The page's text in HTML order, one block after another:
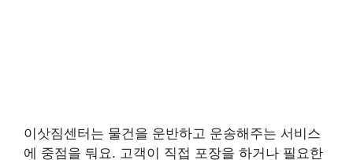
이삿짐센터는 물건을 운반하고 운송해주는 서비스
에 중점을 둬요. 고객이 직접 포장을 하거나 필요한